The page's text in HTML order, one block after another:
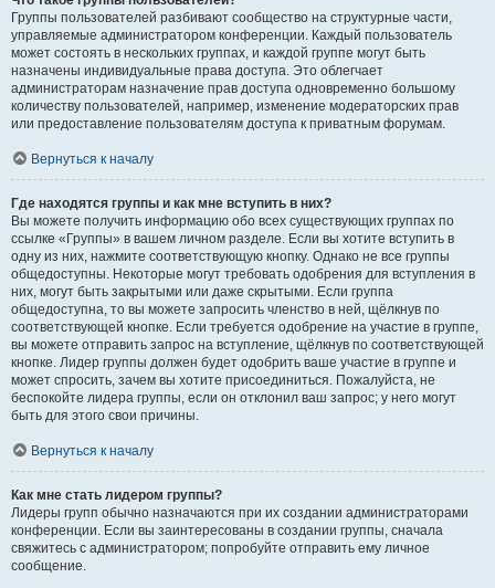
Группы пользователей разбивают сообщество на структурные части,
управляемые администратором конференции. Каждый пользователь
может состоять в нескольких группах, и каждой группе могут быть
назначены индивидуальные права доступа. Это облегчает
администраторам назначение прав доступа одновременно большому
количеству пользователей, например, изменение модераторских прав
или предоставление пользователям доступа к приватным форумам.
Вернуться к началу
Где находятся группы и как мне вступить в них?
Вы можете получить информацию обо всех существующих группах по
ссылке «Группы» в вашем личном разделе. Если вы хотите вступить в
одну из них, нажмите соответствующую кнопку. Однако не все группы
общедоступны. Некоторые могут требовать одобрения для вступления в
них, могут быть закрытыми или даже скрытыми. Если группа
общедоступна, то вы можете запросить членство в ней, щёлкнув по
соответствующей кнопке. Если требуется одобрение на участие в группе,
вы можете отправить запрос на вступление, щёлкнув по соответствующей
кнопке. Лидер группы должен будет одобрить ваше участие в группе и
может спросить, зачем вы хотите присоединиться. Пожалуйста, не
беспокойте лидера группы, если он отклонил ваш запрос; у него могут
быть для этого свои причины.
Вернуться к началу
Как мне стать лидером группы?
Лидеры групп обычно назначаются при их создании администраторами
конференции. Если вы заинтересованы в создании группы, сначала
свяжитесь с администратором; попробуйте отправить ему личное
сообщение.